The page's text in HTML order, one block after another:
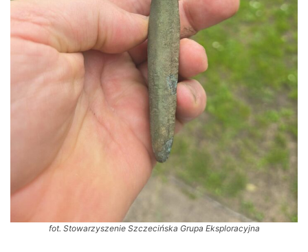
fot. Stowarzyszenie Szczecińska Grupa Eksploracyjna